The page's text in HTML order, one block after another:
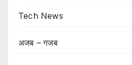
Tech News
अजब – गजब